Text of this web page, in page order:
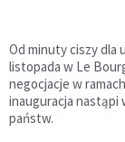
Od minuty ciszy dla
listopada w Le
negocjacje w
inauguracja nastąpi
państw.